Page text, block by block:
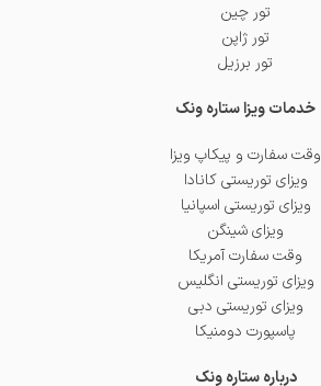
تور چین
تور ژاپن
تور برزیل
خدمات ویزا ستاره ونک
وقت سفارت و پیکاپ ویزا
ویزای توریستی کانادا
ویزای توریستی اسپانیا
ویزای شینگن
وقت سفارت آمریکا
ویزای توریستی انگلیس
ویزای توریستی دبی
پاسپورت دومنیکا
درباره ستاره ونک